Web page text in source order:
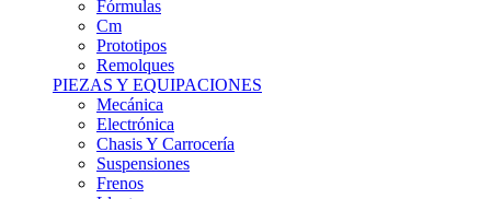
Fórmulas
Cm
Prototipos
Remolques
PIEZAS Y EQUIPACIONES
Mecánica
Electrónica
Chasis Y Carrocería
Suspensiones
Frenos